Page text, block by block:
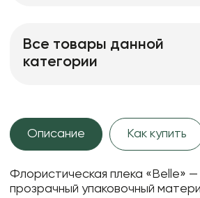
Все товары данной
категории
Описание Как купить
Флористическая плека «Belle»
прозрачный упаковочный